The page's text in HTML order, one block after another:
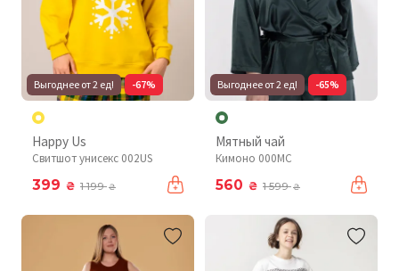
Выгоднее от 2 ед! -67%
Happy Us
Свитшот унисекс 002US
399 ₴ 1 199₴
Выгоднее от 2 ед! -65%
Мятный чай
Кимоно 000MC
560 ₴ 1 599₴